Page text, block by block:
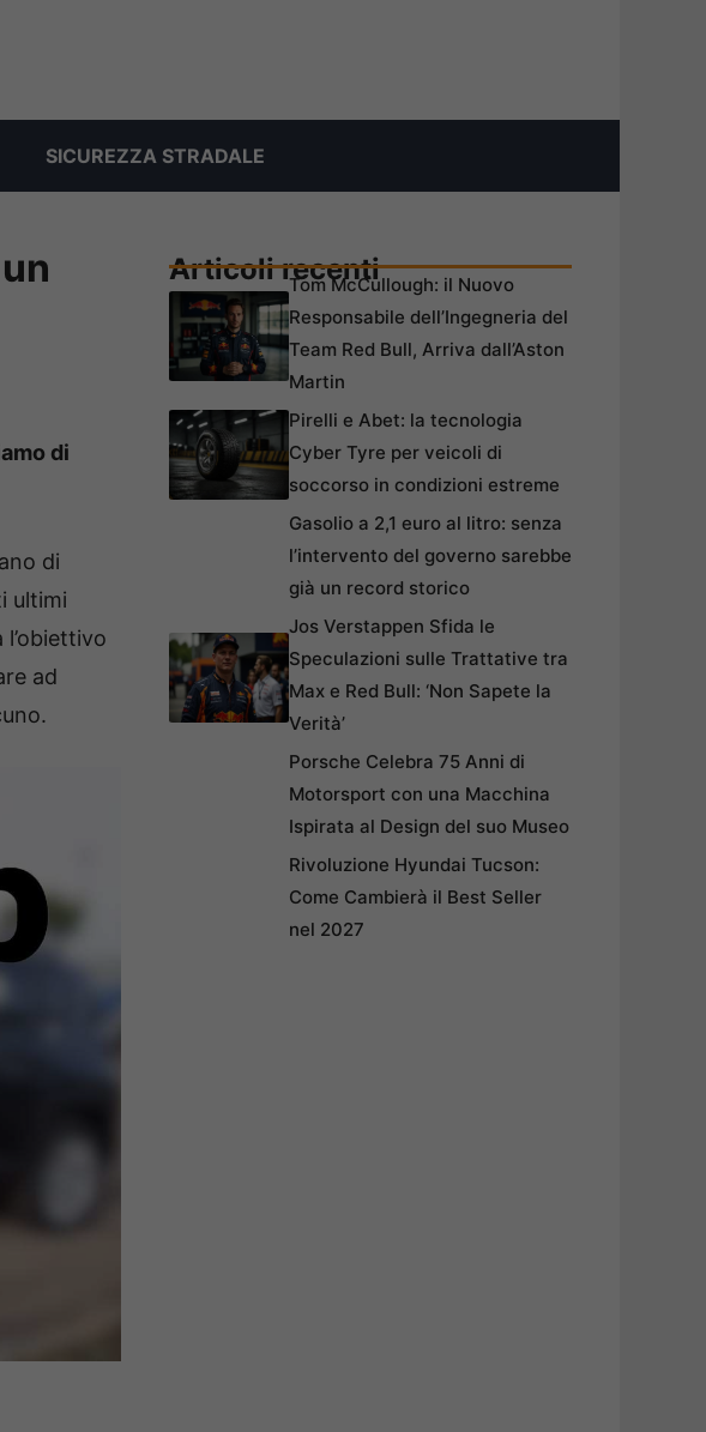
SICUREZZA STRADALE
di
di
ultimi
l’obiettivo
ad
Articoli recentiTom McCullough: il Nuovo
Responsabile dell’Ingegneria del
Team Red Bull, Arriva dall’Aston
Martin
Pirelli e Abet: la tecnologia
Cyber Tyre per veicoli di
soccorso in condizioni estreme
Gasolio a 2,1 euro al litro: senza
l’intervento del governo sarebbe
già un record storico
Jos Verstappen Sfida le
Speculazioni sulle Trattative tra
Max e Red Bull: ‘Non Sapete la
Verità’
Porsche Celebra 75 Anni di
Motorsport con una Macchina
Ispirata al Design del suo Museo
Rivoluzione Hyundai Tucson:
Come Cambierà il Best Seller
nel 2027